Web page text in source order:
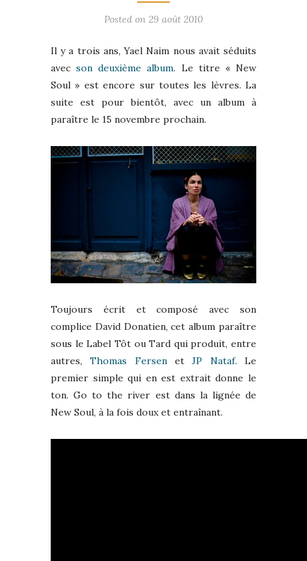
Posted on 29 août 2010
Il y a trois ans, Yael Naim nous avait séduits
avecson deuxième album. Le titre « New
Soul » est encore sur toutes les lèvres. La
suite est pour bientôt, avec un album à
paraître le 15 novembre prochain.
Toujours écrit et composé avec son
complice David Donatien, cet album paraître
sous le Label Tôt ou Tard qui produit, entre
autres,Thomas FersenetJP Nataf. Le
premier simple qui en est extrait donne le
ton. Go to the river est dans la lignée de
New Soul, à la fois doux et entraînant.